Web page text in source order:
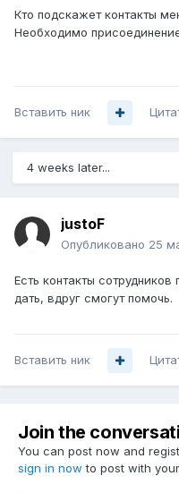
Кто подскажет контакты
Необходимо
Вставить ник
4 weeks later...
justoF
Опубликовано 25
Есть контакты
дать, вдруг смогут помочь.
Вставить ник
Join the
You can post now and
sign in now to post with